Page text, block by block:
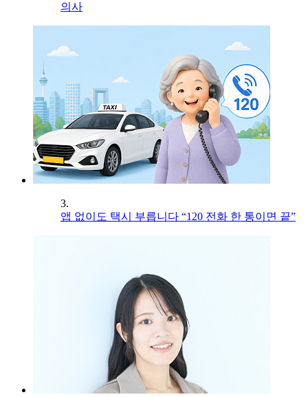
의사
3.
앱 없이도 택시 부릅니다 “120 전화 한 통이면 끝”